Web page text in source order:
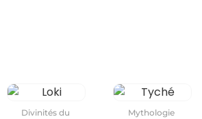
Divinités du
Mythologie